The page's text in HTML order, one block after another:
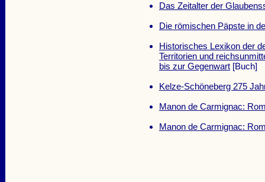
Das Zeitalter der
Die römischen Päpste in
Historisches Lexikon der
Territorien und
bis zur Gegenwart[Buch]
Kelze-Schöneberg 275
Manon de Carmignac:
Manon de Carmignac: